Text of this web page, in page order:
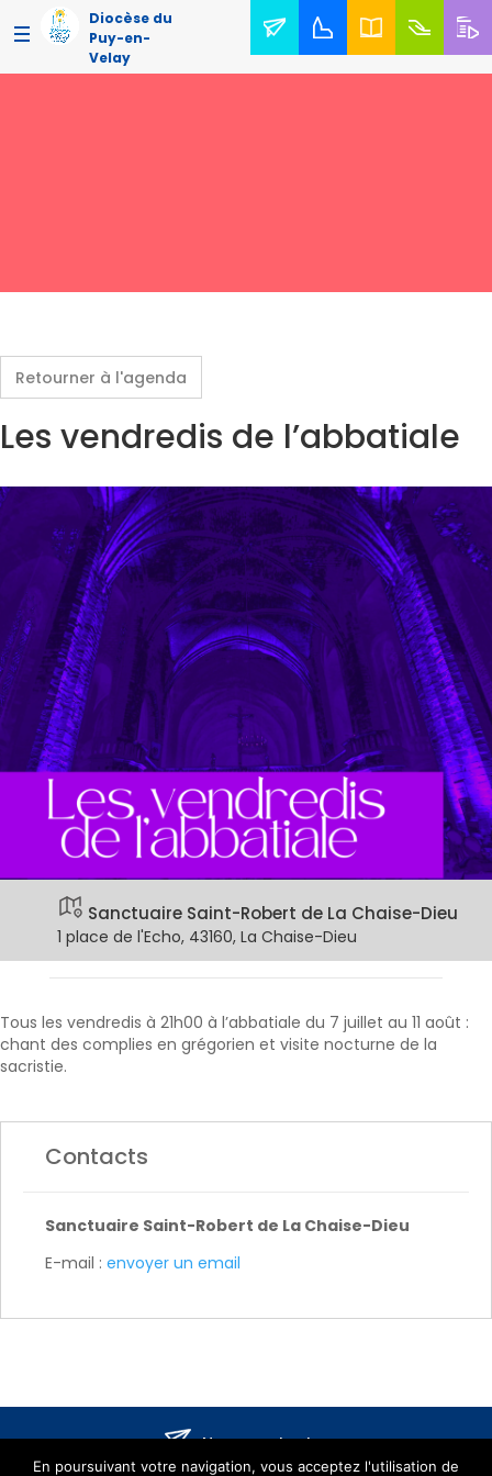
Diocèse du
Puy-en-
Velay
Retourner à l'agenda
Les vendredis de l’abbatiale
Sanctuaire Saint-Robert de La Chaise-Dieu
1 place de l'Echo, 43160, La Chaise-Dieu
Tous les vendredis à 21h00 à l’abbatiale du 7 juillet au 11 août :
chant des complies en grégorien et visite nocturne de la
sacristie.
Contacts
Sanctuaire Saint-Robert de La Chaise-Dieu
E-mail : envoyer un email
Nous contacter
En poursuivant votre navigation, vous acceptez l'utilisation de